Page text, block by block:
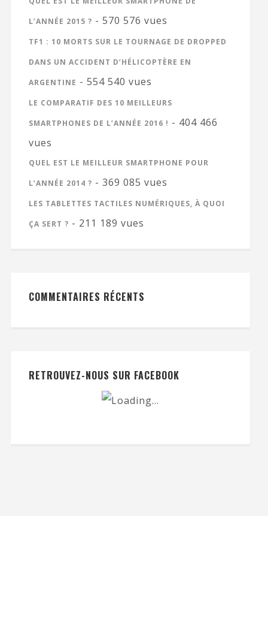
L’ANNÉE 2015 ? - 570 576 vues
TF1 : 10 MORTS SUR LE TOURNAGE DE DROPPED
DANS UN ACCIDENT D’HÉLICOPTÈRE EN
ARGENTINE - 554 540 vues
LE COMPARATIF DES 10 MEILLEURS
SMARTPHONES DE L’ANNÉE 2016 ! - 404 466
vues
QUEL EST LE MEILLEUR SMARTPHONE POUR
L’ANNÉE 2014 ? - 369 085 vues
LES TABLETTES TACTILES NUMÉRIQUES, À QUOI
ÇA SERT ? - 211 189 vues
COMMENTAIRES RÉCENTS
RETROUVEZ-NOUS SUR FACEBOOK